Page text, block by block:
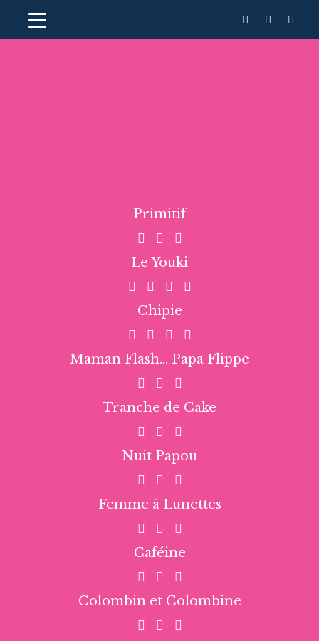
Primitif
Le Youki
Chipie
Maman Flash... Papa Flippe
Tranche de Cake
Nuit Papou
Femme à Lunettes
Caféine
Colombin et Colombine